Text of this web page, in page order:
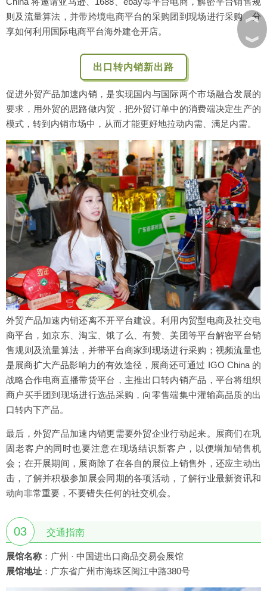
则及流量算法，并带跨境电商平台的采购团到现场进行采购，分
享如何利用国际电商平台海外建仓开店。
出口转内销新出路
促进外贸产品加速内销，是实现国内与国际两个市场融合发展的
要求，用外贸的思路做内贸，把外贸订单中的消费端决定生产的
模式，转到内销市场中，从而才能更好地拉动内需、满足内需。
外贸产品加速内销还离不开平台建设。利用内贸型电商及社交电
商平台，如京东、淘宝、饿了么、有赞、美团等平台解密平台销
售规则及流量算法，并带平台商家到现场进行采购；视频流量也
是展商扩大产品影响力的有效途径，展商还可通过 IGO China 的
战略合作电商直播带货平台，主推出口转内销产品，平台将组织
商户买手团到现场进行选品采购，向零售端集中灌输高品质的出
口转内下产品。
最后，外贸产品加速内销更需要外贸企业行动起来。展商们在巩
固老客户的同时也要注意在现场结识新客户，以便增加销售机
会；在开展期间，展商除了在各自的展位上销售外，还应主动出
击，了解并积极参加展会同期的各项活动，了解行业最新资讯和
动向非常重要，不要错失任何的社交机会。
03 交通指南
展馆名称 ：广州 · 中国进出口商品交易会展馆
展馆地址 ：广东省广州市海珠区阅江中路380号
︽
︾